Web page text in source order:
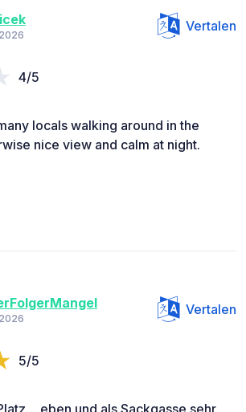
Vertalen
4/5
locals walking around in the
nice view and calm at night.
Vertalen
5/5
und als Sackgasse sehr